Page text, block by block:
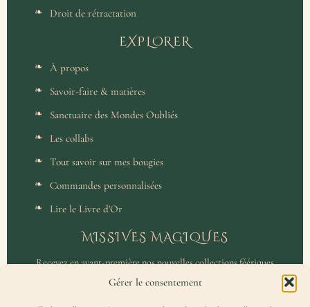
Gérer le consentement
Droit de rétractation
EXPLORER
À propos
Savoir-faire & matières
Sanctuaire des Mondes Oubliés
Les collabs
Tout savoir sur mes bougies
Commandes personnalisées
Lire le Livre d'Or
MISSIVES MAGIQUES
Recevez en avant-première nos nouvelles collections féériques
et un accès privilégié aux coulisses de l'atelier.